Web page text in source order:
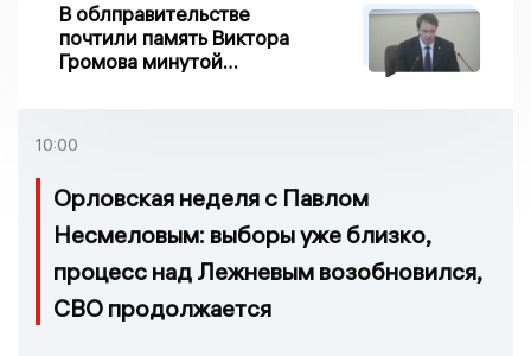
В облправительстве
почтили память Виктора
Громова минутой
10:00
Орловская неделя с Павлом
Несмеловым: выборы уже близко,
процесс над Лежневым возобновился,
СВО продолжается